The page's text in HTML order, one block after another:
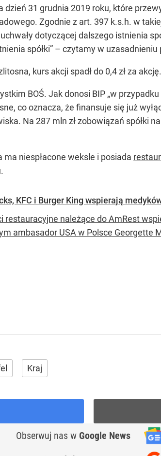
31 grudnia 2019 roku, które
Zgodnie z art. 397 k.s.h. w
dotyczącej dalszego istnienia
spółki” – czytamy w uzasadnieniu
kurs akcji spadł do 0,4 zł za akcję.
BOŚ. Jak donosi BIP „w
co oznacza, że finansuje się już
Na 287 mln zł zobowiązań spółki
ma niespłacone weksle i posiada
KFC i Burger King wspierają
restauracyjne należące do AmRest
ambasador USA w Polsce Georgette
Kraj
Obserwuj nas w Google News